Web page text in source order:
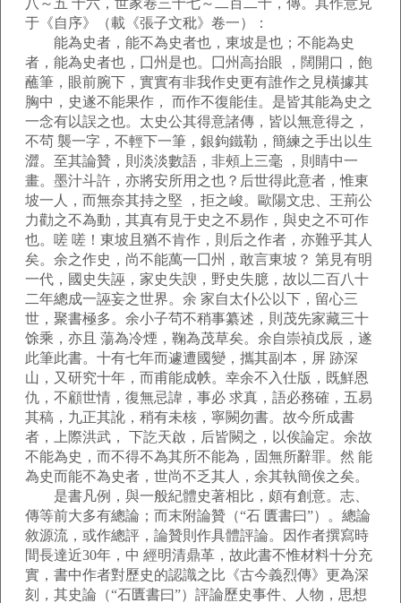
八～五 十六，世家卷三十七～二百二十，傳。其作意見
于《自序》（載《張子文秕》卷一）：
能為史者，能不為史者也，東坡是也；不能為史
者，能為史者也，囗州是也。囗州高抬眼 ，闊開口，飽
蘸筆，眼前腕下，實實有非我作史更有誰作之見橫據其
胸中，史遂不能果作， 而作不復能佳。是皆其能為史之
一念有以誤之也。太史公其得意諸傳，皆以無意得之，
不茍 襲一字，不輕下一筆，銀鉤鐵勒，簡練之手出以生
澀。至其論贊，則淡淡數語，非頰上三毫 ，則睛中一
畫。墨汁斗許，亦將安所用之也？后世得此意者，惟東
坡一人，而無奈其持之堅 ，拒之峻。歐陽文忠、王荊公
力勸之不為動，其真有見于史之不易作，與史之不可作
也。嗟 嗟！東坡且猶不肯作，則后之作者，亦難乎其人
矣。余之作史，尚不能萬一囗州，敢言東坡？ 第見有明
一代，國史失誣，家史失諛，野史失臆，故以二百八十
二年總成一誣妄之世界。余 家自太仆公以下，留心三
世，聚書極多。余小子茍不稍事纂述，則茂先家藏三十
馀乘，亦且 蕩為冷煙，鞠為茂草矣。余自崇禎戊辰，遂
此筆此書。十有七年而遽遭國變，攜其副本，屏 跡深
山，又研究十年，而甫能成帙。幸余不入仕版，既鮮恩
仇，不顧世情，復無忌諱，事必 求真，語必務確，五易
其稿，九正其訛，稍有未核，寧闕勿書。故今所成書
者，上際洪武， 下訖天啟，后皆闕之，以俟論定。余故
不能為史，而不得不為其所不能為，固無所辭罪。然 能
為史而能不為史者，世尚不乏其人，余其執簡俟之矣。
是書凡例，與一般紀體史著相比，頗有創意。志、
傳等前大多有總論；而末附論贊（“石 匱書曰”）。總論
敘源流，或作總評，論贊則作具體評論。因作者撰寫時
間長達近30年，中 經明清鼎革，故此書不惟材料十分充
實，書中作者對歷史的認識之比《古今義烈傳》更為深
刻，其史論（“石匱書曰”）評論歷史事件、人物，思想